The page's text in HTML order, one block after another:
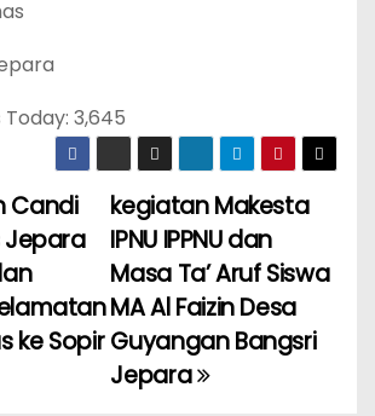
Today: 3,645
kegiatan Makesta
IPNU IPPNU dan
Masa Ta’ Aruf Siswa
MA Al Faizin Desa
Guyangan Bangsri
Jepara
Candi
Jepara
ke Sopir